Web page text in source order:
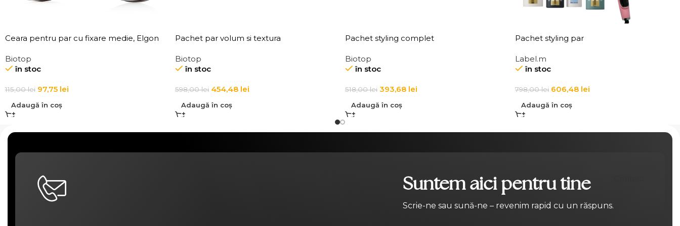
Ceara pentru par cu fixare medie, Elgon
Biotop
în stoc
115,00lei 97,75 lei
Adaugă în coș
Pachet par volum si textura
Biotop
în stoc
598,00lei 454,48 lei
Adaugă în coș
Pachet styling complet
Biotop
în stoc
518,00lei 393,68 lei
Adaugă în coș
Pachet styling par
Label.m
în stoc
798,00lei 606,48 lei
Adaugă în coș
Suntem aici pentru tine
Scrie-ne sau sună-ne – revenim rapid cu un răspuns.